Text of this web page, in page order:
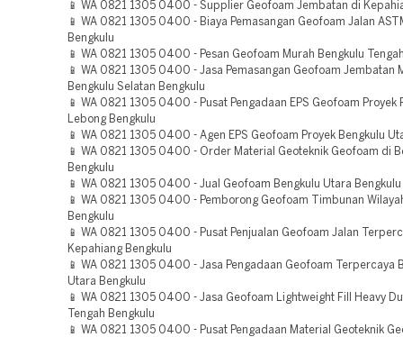
📱 WA 0821 1305 0400 - Supplier Geofoam Jembatan di
📱 WA 0821 1305 0400 - Biaya Pemasangan Geofoam Jalan
Bengkulu
📱 WA 0821 1305 0400 - Pesan Geofoam Murah Bengkulu
📱 WA 0821 1305 0400 - Jasa Pemasangan Geofoam Jembatan
Bengkulu Selatan Bengkulu
📱 WA 0821 1305 0400 - Pusat Pengadaan EPS Geofoam Proyek
Lebong Bengkulu
📱 WA 0821 1305 0400 - Agen EPS Geofoam Proyek Bengkulu
📱 WA 0821 1305 0400 - Order Material Geoteknik Geofoam di
Bengkulu
📱 WA 0821 1305 0400 - Jual Geofoam Bengkulu Utara Bengkulu
📱 WA 0821 1305 0400 - Pemborong Geofoam Timbunan
Bengkulu
📱 WA 0821 1305 0400 - Pusat Penjualan Geofoam Jalan
Kepahiang Bengkulu
📱 WA 0821 1305 0400 - Jasa Pengadaan Geofoam Terpercaya
Utara Bengkulu
📱 WA 0821 1305 0400 - Jasa Geofoam Lightweight Fill Heavy
Tengah Bengkulu
📱 WA 0821 1305 0400 - Pusat Pengadaan Material Geoteknik